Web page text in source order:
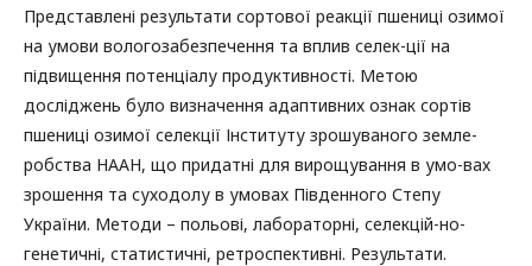
Представлені результати сортової реакції пшениці озимої
на умови вологозабезпечення та вплив селек-ції на
підвищення потенціалу продуктивності. Метою
досліджень було визначення адаптивних ознак сортів
пшениці озимої селекції Інституту зрошуваного земле-
робства НААН, що придатні для вирощування в умо-вах
зрошення та суходолу в умовах Південного Степу
України. Методи – польові, лабораторні, селекцій-но-
генетичні, статистичні, ретроспективні. Результати.